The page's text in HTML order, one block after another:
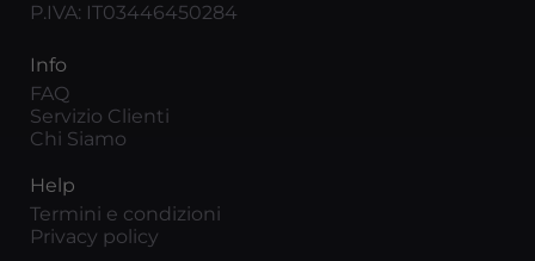
P.IVA: IT03446450284
Info
FAQ
Servizio Clienti
Chi Siamo
Help
Termini e condizioni
Privacy policy